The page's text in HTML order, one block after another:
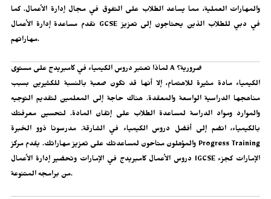
والمهارات العملية، مما يساعد الطلاب على التفوق في مجال إدارة الأعمال. كما
نقدم
مساعدة إدارة الأعمال GCSE في دبي للطلاب الذين يحتاجون إلى تعزيز
مهاراتهم.
لماذا تعتبر دروس الكيمياء في كامبريدج على مستوى A ضرورية؟
الكيمياء مادة مثيرة للاهتمام، إلا أنها قد تكون صعبة بالنسبة للكثيرين بسبب
مناهجها الدراسية الواسعة والمعقدة. هناك حاجة إلى المعلمين لتقديم التوجيه
والموارد ومواد الدراسة لمساعدة الطلاب على إتقان المادة. لتحسين معرفتك
بالكيمياء، انضم إلى أفضل دروس الكيمياء في الشارقة. مدرسونا ذوو الخبرة
والمؤهلون متاحون لمساعدتك على تعزيز مهاراتك. يقدم مركز Progress Training
دروس الأعمال كامبريدج في الإمارات و تحضير إدارة الأعمال IGCSE الإمارات كجزء
من برامجه المتنوعة.